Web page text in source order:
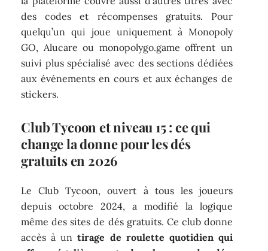
des codes et récompenses gratuits. Pour
quelqu’un qui joue uniquement à Monopoly
GO, Alucare ou monopolygo.game offrent un
suivi plus spécialisé avec des sections dédiées
aux événements en cours et aux échanges de
stickers.
Club Tycoon et niveau 15 : ce qui
change la donne pour les dés
gratuits en 2026
Le Club Tycoon, ouvert à tous les joueurs
depuis octobre 2024, a modifié la logique
même des sites de dés gratuits. Ce club donne
accès à untirage de roulette quotidien qui